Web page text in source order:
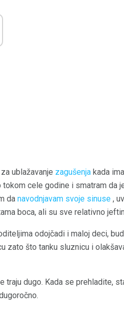
ublažavanje zagušenja kada
cele godine i smatram da
da navodnjavam svoje sinuse ,
boca, ali su sve relativno
odojčadi i maloj deci,
zato što tanku sluznicu i
traju dugo. Kada se prehladite,